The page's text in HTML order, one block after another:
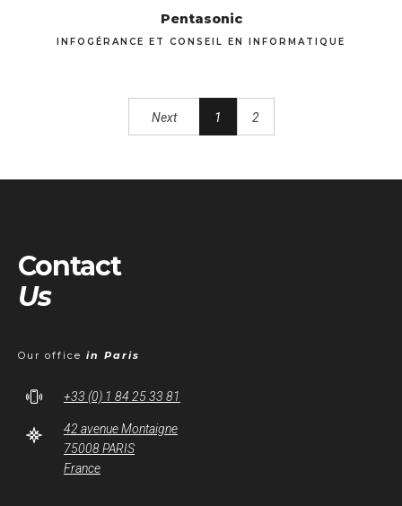
Pentasonic
INFOGÉRANCE ET CONSEIL EN INFORMATIQUE
Next 1 2
Contact
Us
Our office in Paris
+33 (0) 1 84 25 33 81
42 avenue Montaigne
75008 PARIS
France